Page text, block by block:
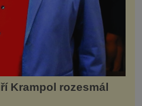
Krampol rozesmál